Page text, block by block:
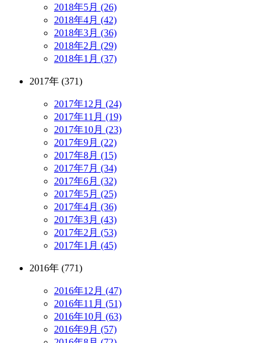
2018年5月 (26)
2018年4月 (42)
2018年3月 (36)
2018年2月 (29)
2018年1月 (37)
2017年 (371)
2017年12月 (24)
2017年11月 (19)
2017年10月 (23)
2017年9月 (22)
2017年8月 (15)
2017年7月 (34)
2017年6月 (32)
2017年5月 (25)
2017年4月 (36)
2017年3月 (43)
2017年2月 (53)
2017年1月 (45)
2016年 (771)
2016年12月 (47)
2016年11月 (51)
2016年10月 (63)
2016年9月 (57)